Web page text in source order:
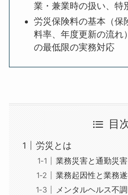
業・兼業時の扱い、特
労災保険料の基本（保
料率、年度更新の流れ
の最低限の実務対応
目
労災とは
業務災害と通勤災害
業務起因性と業務
メンタルヘルス不